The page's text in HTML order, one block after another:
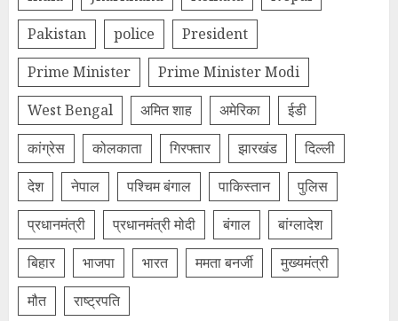
Pakistan
police
President
Prime Minister
Prime Minister Modi
West Bengal
अमित शाह अमेरिका
ईडी
कांग्रेस
कोलकाता गिरफ्तार झारखंड
दिल्‍ली
देश
नेपाल पश्चिम बंगाल पाकिस्तान
पुलिस
प्रधानमंत्री
प्रधानमंत्री मोदी बंगाल
बांग्लादेश
बिहार
भाजपा भारत ममता बनर्जी
मुख्यमंत्री
मौत
राष्ट्रपति